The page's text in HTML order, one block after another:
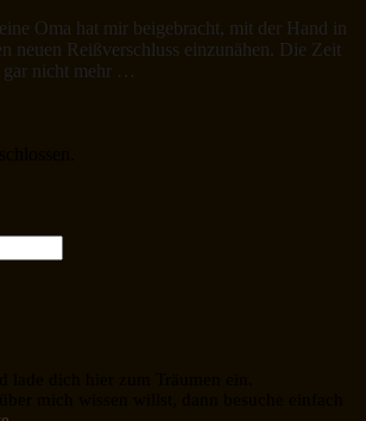
Oma hat mir beigebracht, mit der Hand in
neuen Reißverschluss einzunähen. Die Zeit
gar nicht mehr …